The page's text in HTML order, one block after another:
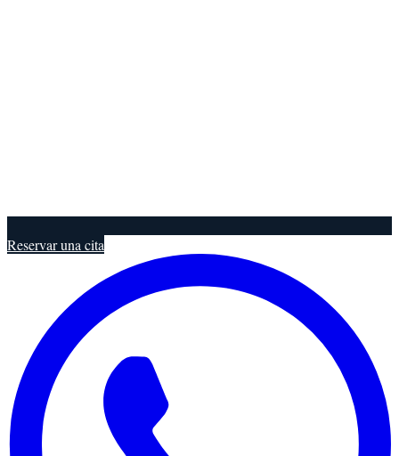
Reservar una cita